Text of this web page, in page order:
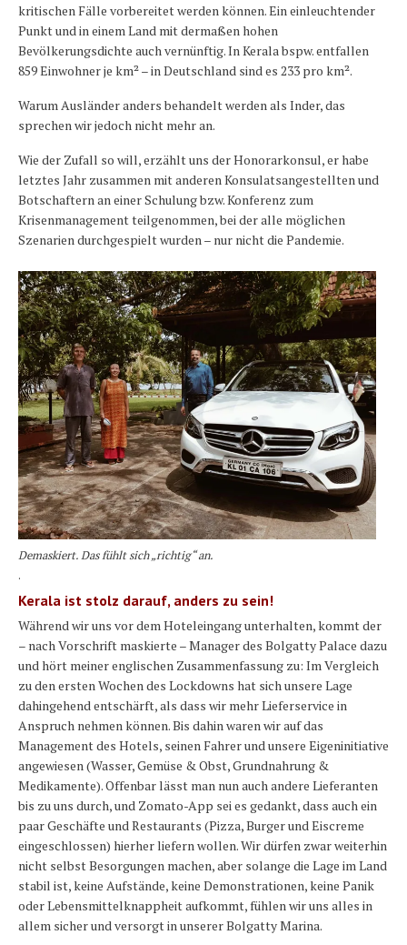
kritischen Fälle vorbereitet werden können. Ein einleuchtender
Punkt und in einem Land mit dermaßen hohen
Bevölkerungsdichte auch vernünftig. In Kerala bspw. entfallen
859 Einwohner je km² – in Deutschland sind es 233 pro km².
Warum Ausländer anders behandelt werden als Inder, das
sprechen wir jedoch nicht mehr an.
Wie der Zufall so will, erzählt uns der Honorarkonsul, er habe
letztes Jahr zusammen mit anderen Konsulatsangestellten und
Botschaftern an einer Schulung bzw. Konferenz zum
Krisenmanagement teilgenommen, bei der alle möglichen
Szenarien durchgespielt wurden – nur nicht die Pandemie.
Demaskiert. Das fühlt sich „richtig“ an.
.
Kerala ist stolz darauf, anders zu sein!
Während wir uns vor dem Hoteleingang unterhalten, kommt der
– nach Vorschrift maskierte – Manager des Bolgatty Palace dazu
und hört meiner englischen Zusammenfassung zu: Im Vergleich
zu den ersten Wochen des Lockdowns hat sich unsere Lage
dahingehend entschärft, als dass wir mehr Lieferservice in
Anspruch nehmen können. Bis dahin waren wir auf das
Management des Hotels, seinen Fahrer und unsere Eigeninitiative
angewiesen (Wasser, Gemüse & Obst, Grundnahrung &
Medikamente). Offenbar lässt man nun auch andere Lieferanten
bis zu uns durch, und Zomato-App sei es gedankt, dass auch ein
paar Geschäfte und Restaurants (Pizza, Burger und Eiscreme
eingeschlossen) hierher liefern wollen. Wir dürfen zwar weiterhin
nicht selbst Besorgungen machen, aber solange die Lage im Land
stabil ist, keine Aufstände, keine Demonstrationen, keine Panik
oder Lebensmittelknappheit aufkommt, fühlen wir uns alles in
allem sicher und versorgt in unserer Bolgatty Marina.